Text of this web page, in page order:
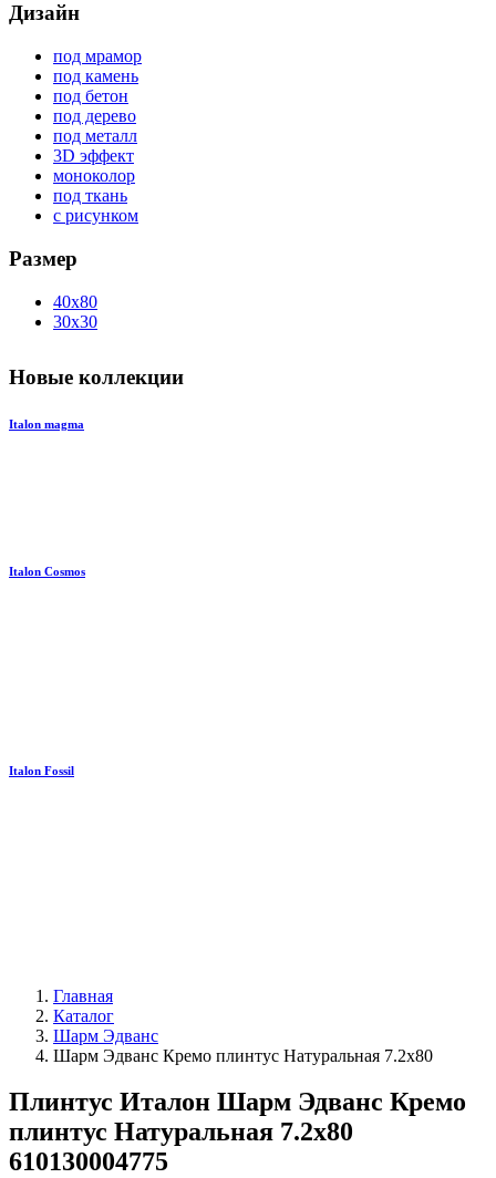
Дизайн
под мрамор
под камень
под бетон
под дерево
под металл
3D эффект
моноколор
под ткань
с рисунком
Размер
40x80
30x30
Новые коллекции
Italon magma
Italon Cosmos
Italon Fossil
Главная
Каталог
Шарм Эдванс
Шарм Эдванс Кремо плинтус Натуральная 7.2x80
Плинтус Италон Шарм Эдванс Кремо
плинтус Натуральная 7.2x80
610130004775